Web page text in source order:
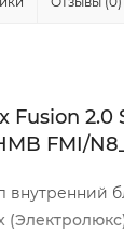
Fusion 2.0
FMI/
внутренний